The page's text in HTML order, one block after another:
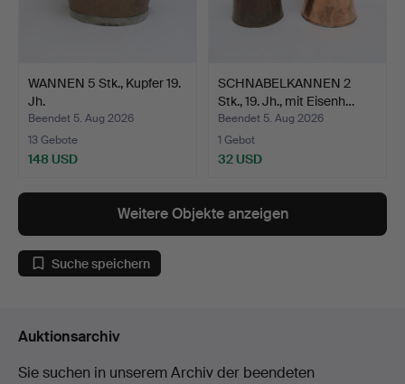
WANNEN 5 Stk., Kupfer 19.
Jh.
Beendet 5. Aug 2026
13 Gebote
148 USD
SCHNABELKANNEN 2
Stk., 19. Jh., mit Eisenh…
Beendet 5. Aug 2026
1 Gebot
32 USD
Weitere Objekte anzeigen
Suche speichern
Auktionsarchiv
Sie suchen in unserem Archiv der beendeten